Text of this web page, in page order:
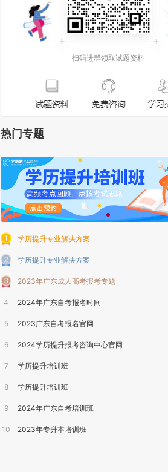
扫码进群领取试题资料
热门专题
学历提升专业解决方案
学历提升专业解决方案
2023年广东成人高考报考专题
4 2024年广东自考报名时间
5 2023广东自考报名官网
6 2024学历提升报考咨询中心官网
7 学历提升培训班
8 学历提升培训班
9 2024年广东自考培训班
10 2023年专升本培训班